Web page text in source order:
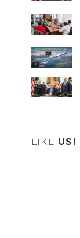
LIKE US!